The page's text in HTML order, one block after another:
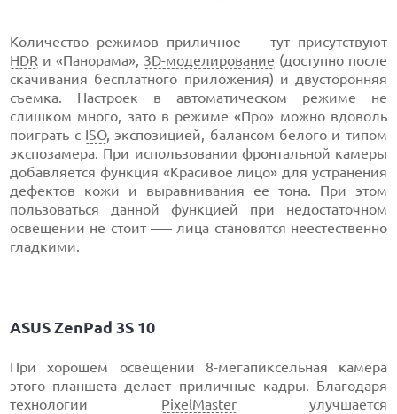
Количество режимов приличное — тут присутствуют
HDR и «Панорама», 3D-моделирование (доступно после
скачивания бесплатного приложения) и двусторонняя
съемка. Настроек в автоматическом режиме не
слишком много, зато в режиме «Про» можно вдоволь
поиграть с ISO, экспозицией, балансом белого и типом
экспозамера. При использовании фронтальной камеры
добавляется функция «Красивое лицо» для устранения
дефектов кожи и выравнивания ее тона. При этом
пользоваться данной функцией при недостаточном
освещении не стоит –— лица становятся неестественно
гладкими.
ASUS ZenPad 3S 10
При хорошем освещении 8-мегапиксельная камера
этого планшета делает приличные кадры. Благодаря
технологии PixelMasterулучшается